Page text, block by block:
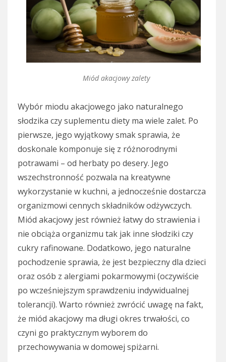
Miód akacjowy zalety
Wybór miodu akacjowego jako naturalnego
słodzika czy suplementu diety ma wiele zalet. Po
pierwsze, jego wyjątkowy smak sprawia, że
doskonale komponuje się z różnorodnymi
potrawami – od herbaty po desery. Jego
wszechstronność pozwala na kreatywne
wykorzystanie w kuchni, a jednocześnie dostarcza
organizmowi cennych składników odżywczych.
Miód akacjowy jest również łatwy do strawienia i
nie obciąża organizmu tak jak inne słodziki czy
cukry rafinowane. Dodatkowo, jego naturalne
pochodzenie sprawia, że jest bezpieczny dla dzieci
oraz osób z alergiami pokarmowymi (oczywiście
po wcześniejszym sprawdzeniu indywidualnej
tolerancji). Warto również zwrócić uwagę na fakt,
że miód akacjowy ma długi okres trwałości, co
czyni go praktycznym wyborem do
przechowywania w domowej spiżarni.